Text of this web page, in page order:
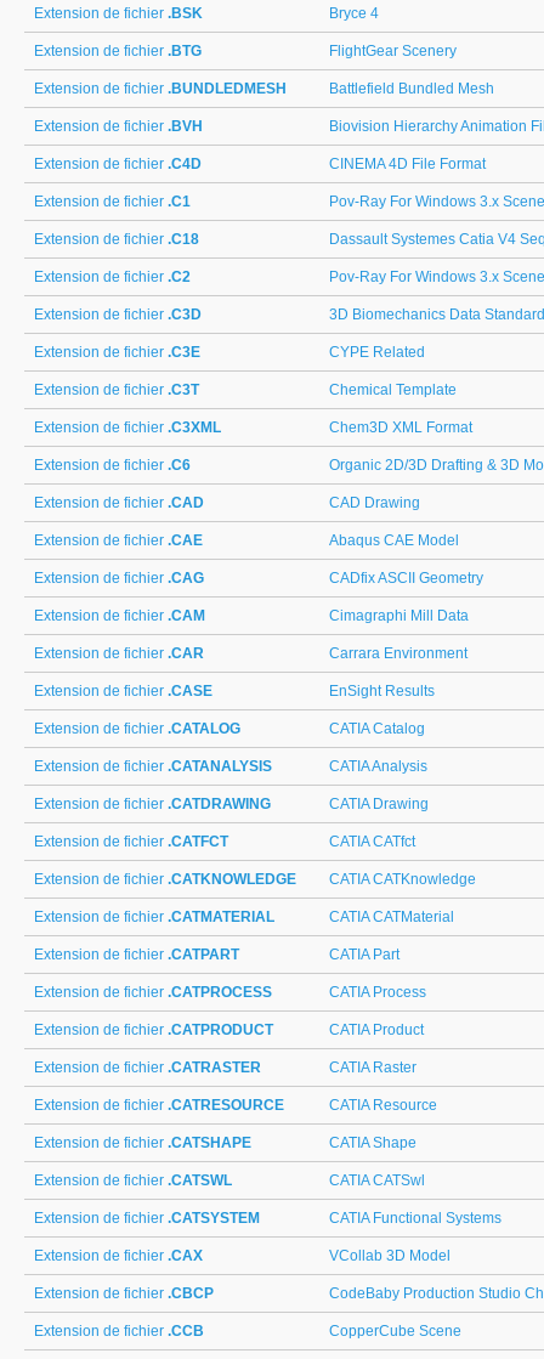
Extension de fichier .BSK Bryce 4
Extension de fichier .BTG FlightGear Scenery
Extension de fichier .BUNDLEDMESH Battlefield Bundled Mesh
Extension de fichier .BVH Biovision Hierarchy Animation
Extension de fichier .C4D CINEMA 4D File Format
Extension de fichier .C1 Pov-Ray For Windows 3.x
Extension de fichier .C18 Dassault Systemes Catia V4
Extension de fichier .C2 Pov-Ray For Windows 3.x
Extension de fichier .C3D 3D Biomechanics Data Standard
Extension de fichier .C3E CYPE Related
Extension de fichier .C3T Chemical Template
Extension de fichier .C3XML Chem3D XML Format
Extension de fichier .C6 Organic 2D/3D Drafting & 3D
Extension de fichier .CAD CAD Drawing
Extension de fichier .CAE Abaqus CAE Model
Extension de fichier .CAG CADfix ASCII Geometry
Extension de fichier .CAM Cimagraphi Mill Data
Extension de fichier .CAR Carrara Environment
Extension de fichier .CASE EnSight Results
Extension de fichier .CATALOG CATIA Catalog
Extension de fichier .CATANALYSIS CATIA Analysis
Extension de fichier .CATDRAWING CATIA Drawing
Extension de fichier .CATFCT CATIA CATfct
Extension de fichier .CATKNOWLEDGE CATIA CATKnowledge
Extension de fichier .CATMATERIAL CATIA CATMaterial
Extension de fichier .CATPART CATIA Part
Extension de fichier .CATPROCESS CATIA Process
Extension de fichier .CATPRODUCT CATIA Product
Extension de fichier .CATRASTER CATIA Raster
Extension de fichier .CATRESOURCE CATIA Resource
Extension de fichier .CATSHAPE CATIA Shape
Extension de fichier .CATSWL CATIA CATSwl
Extension de fichier .CATSYSTEM CATIA Functional Systems
Extension de fichier .CAX VCollab 3D Model
Extension de fichier .CBCP CodeBaby Production Studio
Extension de fichier .CCB CopperCube Scene